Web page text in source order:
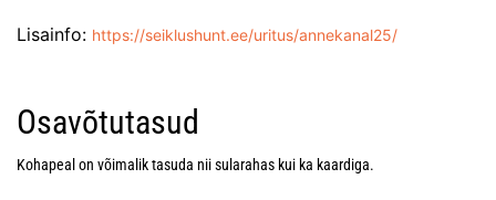
Lisainfo: https://seiklushunt.ee/uritus/annekanal25/
Osavõtutasud
Kohapeal on võimalik tasuda nii sularahas kui ka kaardiga.